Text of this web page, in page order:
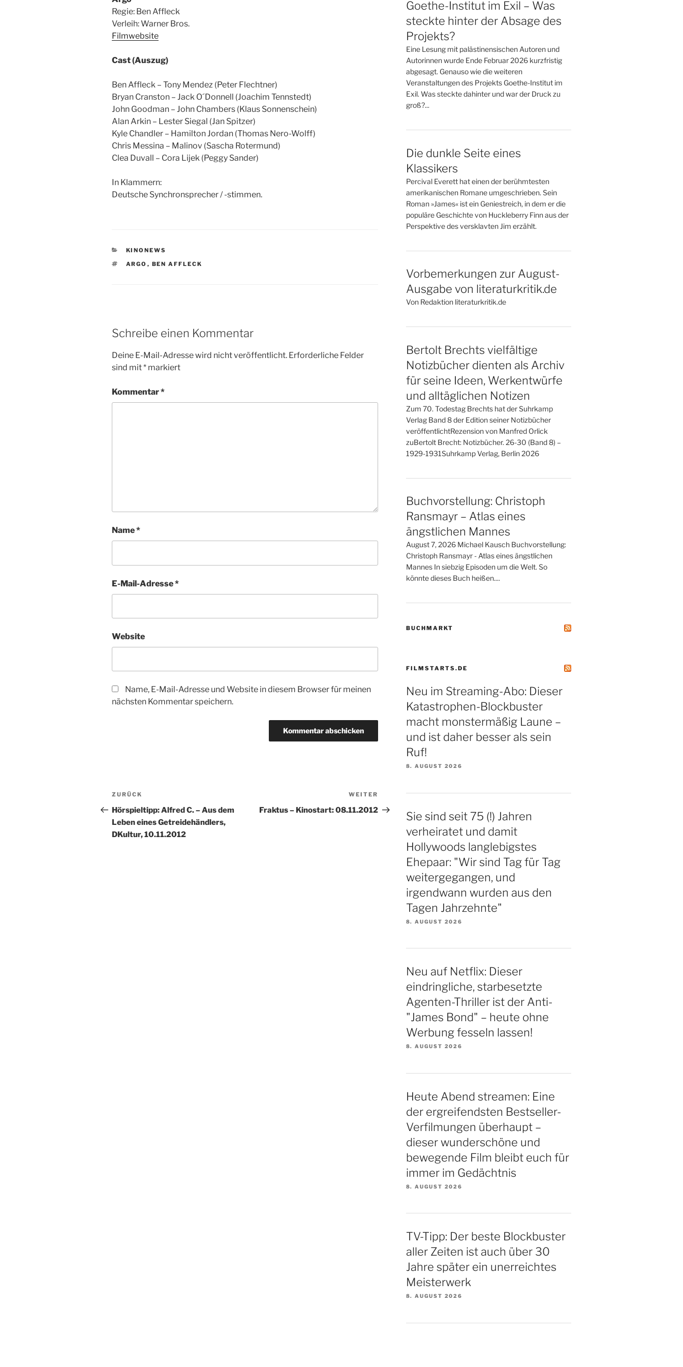
Regie: Ben Affleck
Verleih: Warner Bros.
Filmwebsite
Cast (Auszug)
Ben Affleck – Tony Mendez (Peter Flechtner)
Bryan Cranston – Jack O´Donnell (Joachim Tennstedt)
John Goodman – John Chambers (Klaus Sonnenschein)
Alan Arkin – Lester Siegal (Jan Spitzer)
Kyle Chandler – Hamilton Jordan (Thomas Nero-Wolff)
Chris Messina – Malinov (Sascha Rotermund)
Clea Duvall – Cora Lijek (Peggy Sander)
In Klammern:
Deutsche Synchronsprecher / -stimmen.
KATEGORIEN
KINONEWS
SCHLAGWÖRTER
ARGO , BEN AFFLECK
Schreibe einen Kommentar
Deine E-Mail-Adresse wird nicht veröffentlicht. Erforderliche Felder
sind mit* markiert
Kommentar*
Name*
E-Mail-Adresse*
Website
Name, E-Mail-Adresse und Website in diesem Browser für meinen
nächsten Kommentar speichern.
Beitragsnavigation
Vorheriger
Beitrag
ZURÜCK
Hörspieltipp: Alfred C. – Aus dem
Leben eines Getreidehändlers,
DKultur, 10.11.2012
Nächster
Beitrag
WEITER
Fraktus – Kinostart: 08.11.2012
Goethe-Institut im Exil – Was
steckte hinter der Absage des
Projekts?
Eine Lesung mit palästinensischen Autoren und
Autorinnen wurde Ende Februar 2026 kurzfristig
abgesagt. Genauso wie die weiteren
Veranstaltungen des Projekts Goethe-Institut im
Exil. Was steckte dahinter und war der Druck zu
groß?...
Die dunkle Seite eines
Klassikers
Percival Everett hat einen der berühmtesten
amerikanischen Romane umgeschrieben. Sein
Roman »James« ist ein Geniestreich, in dem er die
populäre Geschichte von Huckleberry Finn aus der
Perspektive des versklavten Jim erzählt.
Vorbemerkungen zur August-
Ausgabe von literaturkritik.de
Von Redaktion literaturkritik.de
Bertolt Brechts vielfältige
Notizbücher dienten als Archiv
für seine Ideen, Werkentwürfe
und alltäglichen Notizen
Zum 70. Todestag Brechts hat der Suhrkamp
Verlag Band 8 der Edition seiner Notizbücher
veröffentlichtRezension von Manfred Orlick
zuBertolt Brecht: Notizbücher. 26-30 (Band 8) –
1929-1931Suhrkamp Verlag, Berlin 2026
Buchvorstellung: Christoph
Ransmayr – Atlas eines
ängstlichen Mannes
August 7, 2026 Michael Kausch Buchvorstellung:
Christoph Ransmayr - Atlas eines ängstlichen
Mannes In siebzig Episoden um die Welt. So
könnte dieses Buch heißen....
BUCHMARKT
FILMSTARTS.DE
Neu im Streaming-Abo: Dieser
Katastrophen-Blockbuster
macht monstermäßig Laune –
und ist daher besser als sein
Ruf!
8. AUGUST 2026
Sie sind seit 75 (!) Jahren
verheiratet und damit
Hollywoods langlebigstes
Ehepaar: "Wir sind Tag für Tag
weitergegangen, und
irgendwann wurden aus den
Tagen Jahrzehnte"
8. AUGUST 2026
Neu auf Netflix: Dieser
eindringliche, starbesetzte
Agenten-Thriller ist der Anti-
"James Bond" – heute ohne
Werbung fesseln lassen!
8. AUGUST 2026
Heute Abend streamen: Eine
der ergreifendsten Bestseller-
Verfilmungen überhaupt –
dieser wunderschöne und
bewegende Film bleibt euch für
immer im Gedächtnis
8. AUGUST 2026
TV-Tipp: Der beste Blockbuster
aller Zeiten ist auch über 30
Jahre später ein unerreichtes
Meisterwerk
8. AUGUST 2026